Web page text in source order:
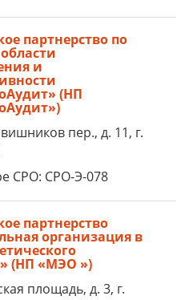
партнерство по
и
(НП
пер., д. 11, г.
СРО: СРО-Э-078
партнерство
организация в
(НП «МЭО »)
площадь, д. 3, г.